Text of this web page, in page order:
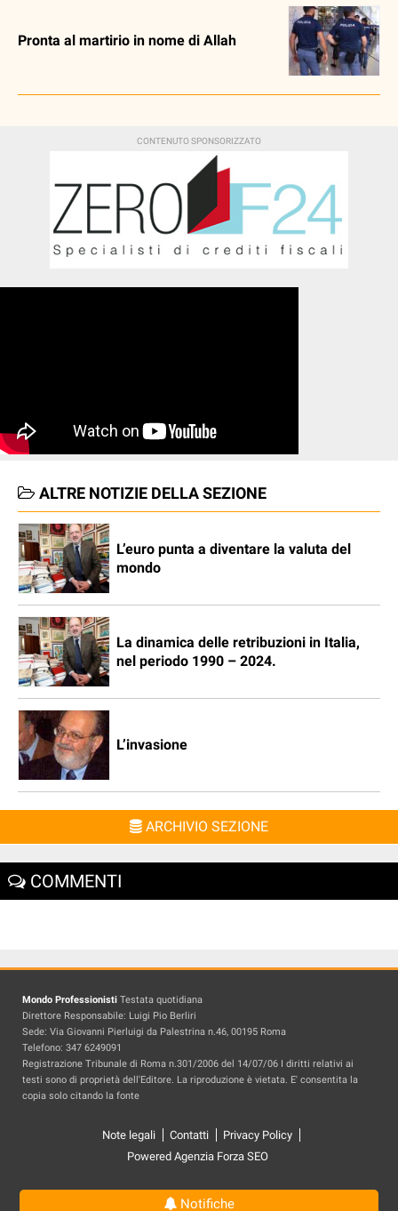
Pronta al martirio in nome di Allah
ALTRE NOTIZIE DELLA SEZIONE
L’euro punta a diventare la valuta del
mondo
La dinamica delle retribuzioni in Italia,
nel periodo 1990 – 2024.
L’invasione
ARCHIVIO SEZIONE
COMMENTI
Mondo Professionisti Testata quotidiana
Direttore Responsabile: Luigi Pio Berliri
Sede: Via Giovanni Pierluigi da Palestrina n.46, 00195 Roma
Telefono: 347 6249091
Registrazione Tribunale di Roma n.301/2006 del 14/07/06 I diritti relativi ai
testi sono di proprietà dell'Editore. La riproduzione è vietata. E' consentita la
copia solo citando la fonte
Note legali Contatti
Privacy Policy
Powered Agenzia Forza SEO
Notifiche